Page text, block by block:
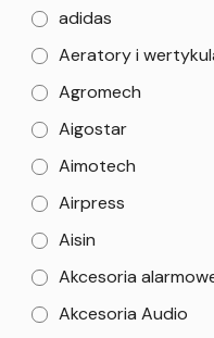
adidas
Aeratory i
Agromech
Aigostar
Aimotech
Airpress
Aisin
Akcesoria
Akcesoria Audio